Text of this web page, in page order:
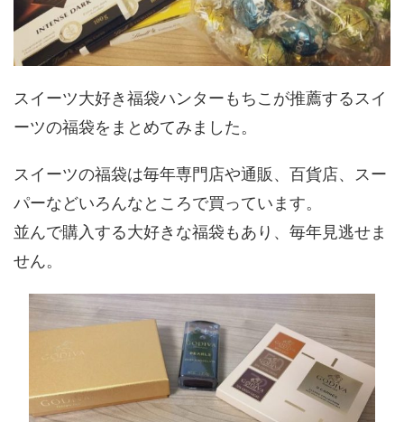
スイーツ大好き福袋ハンターもちこが推薦するスイ
ーツの福袋をまとめてみました。
スイーツの福袋は毎年専門店や通販、百貨店、スー
パーなどいろんなところで買っています。
並んで購入する大好きな福袋もあり、毎年見逃せま
せん。